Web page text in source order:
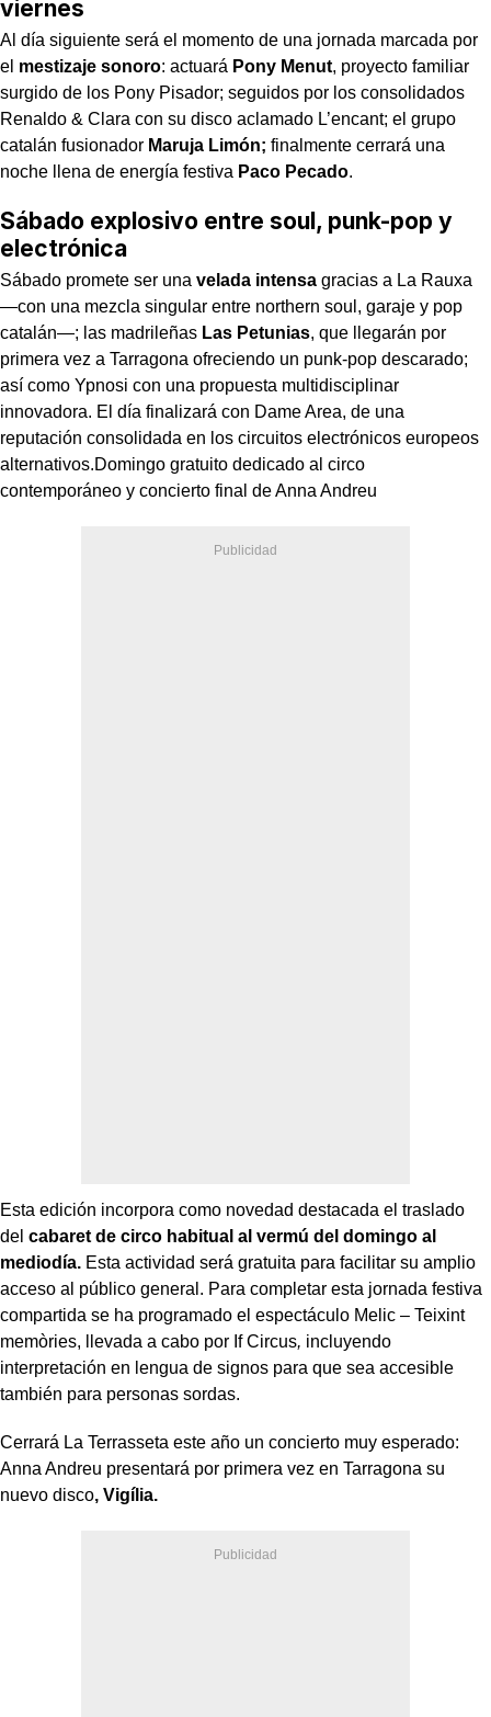
viernes
Al día siguiente será el momento de una jornada marcada por
el mestizaje sonoro: actuará Pony Menut, proyecto familiar
surgido de los Pony Pisador; seguidos por los consolidados
Renaldo & Clara con su disco aclamado L’encant; el grupo
catalán fusionador Maruja Limón; finalmente cerrará una
noche llena de energía festiva Paco Pecado.
Sábado explosivo entre soul, punk-pop y
electrónica
Sábado promete ser una velada intensa gracias a La Rauxa
—con una mezcla singular entre northern soul, garaje y pop
catalán—; las madrileñas Las Petunias, que llegarán por
primera vez a Tarragona ofreciendo un punk-pop descarado;
así como Ypnosi con una propuesta multidisciplinar
innovadora. El día finalizará con Dame Area, de una
reputación consolidada en los circuitos electrónicos europeos
alternativos.Domingo gratuito dedicado al circo
contemporáneo y concierto final de Anna Andreu
Esta edición incorpora como novedad destacada el traslado
del cabaret de circo habitual al vermú del domingo al
mediodía. Esta actividad será gratuita para facilitar su amplio
acceso al público general. Para completar esta jornada festiva
compartida se ha programado el espectáculo Melic – Teixint
memòries,
llevada a cabo por If Circus, incluyendo
interpretación en lengua de signos para que sea accesible
también para personas sordas.
Cerrará La Terrasseta este año un concierto muy esperado:
Anna Andreu presentará por primera vez en Tarragona su
nuevo disco, Vigília.